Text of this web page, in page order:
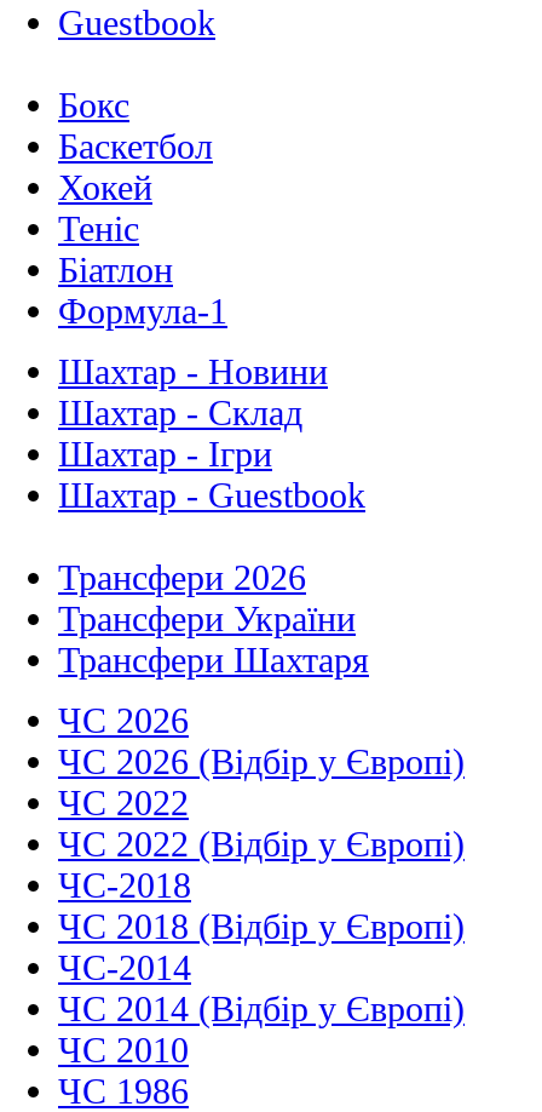
Guestbook
Бокс
Баскетбол
Хокей
Теніс
Біатлон
Формула-1
Шахтар - Новини
Шахтар - Склад
Шахтар - Ігри
Шахтар - Guestbook
Трансфери 2026
Трансфери України
Трансфери Шахтаря
ЧС 2026
ЧС 2026 (Відбір у Європі)
ЧС 2022
ЧС 2022 (Відбір у Європі)
ЧС-2018
ЧС 2018 (Відбір у Європі)
ЧС-2014
ЧС 2014 (Відбір у Європі)
ЧС 2010
ЧС 1986